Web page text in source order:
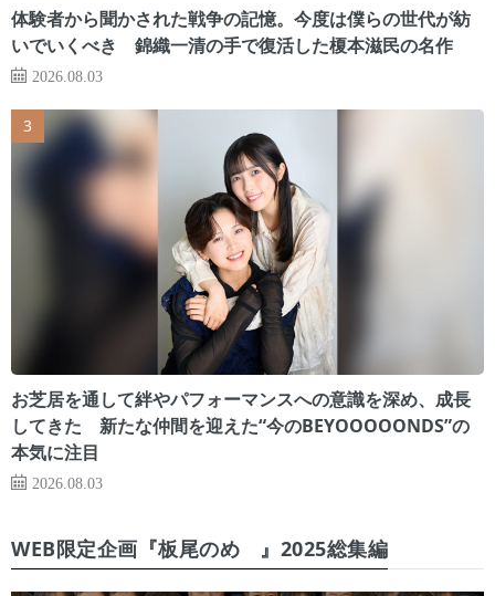
体験者から聞かされた戦争の記憶。今度は僕らの世代が紡
いでいくべき 錦織一清の手で復活した榎本滋民の名作
2026.08.03
お芝居を通して絆やパフォーマンスへの意識を深め、成長
してきた 新たな仲間を迎えた“今のBEYOOOOONDS”の
本気に注目
2026.08.03
WEB限定企画『板尾のめ゙』2025総集編